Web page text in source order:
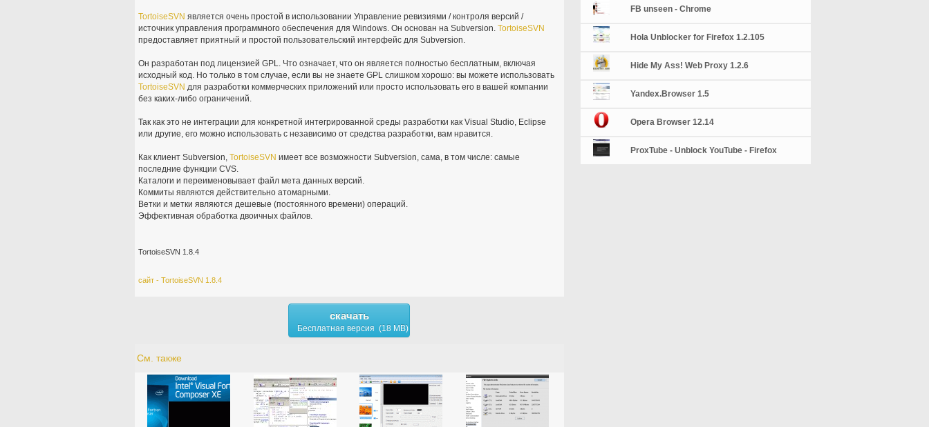
TortoiseSVN является очень простой в использовании Управление ревизиями / контроля версий /
источник управления программного обеспечения для Windows. Он основан на Subversion. TortoiseSVN
предоставляет приятный и простой пользовательский интерфейс для Subversion.
Он разработан под лицензией GPL. Что означает, что он является полностью бесплатным, включая
исходный код. Но только в том случае, если вы не знаете GPL слишком хорошо: вы можете использовать
TortoiseSVN для разработки коммерческих приложений или просто использовать его в вашей компании
без каких-либо ограничений.
Так как это не интеграции для конкретной интегрированной среды разработки как Visual Studio, Eclipse
или другие, его можно использовать с независимо от средства разработки, вам нравится.
Как клиент Subversion, TortoiseSVN имеет все возможности Subversion, сама, в том числе: самые
последние функции CVS.
Каталоги и переименовывает файл мета данных версий.
Коммиты являются действительно атомарными.
Ветки и метки являются дешевые (постоянного времени) операций.
Эффективная обработка двоичных файлов.
TortoiseSVN 1.8.4
сайт - TortoiseSVN 1.8.4
скачать
Бесплатная версия (18 MB)
См. также
FB unseen - Chrome
Hola Unblocker for Firefox 1.2.105
Hide My Ass! Web Proxy 1.2.6
Yandex.Browser 1.5
Opera Browser 12.14
ProxTube - Unblock YouTube - Firefox